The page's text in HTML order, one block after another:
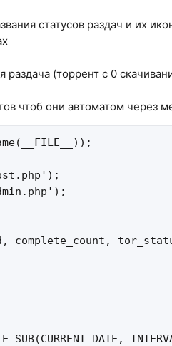
статусов раздач и их
(торрент с 0
чтоб они автоматом через
complete_count,